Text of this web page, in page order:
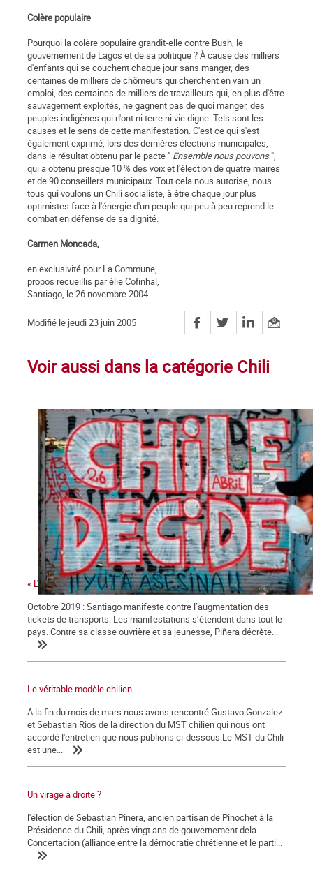
Colère populaire
Pourquoi la colère populaire grandit-elle contre Bush, le
gouvernement de Lagos et de sa politique ? À cause des milliers
d'enfants qui se couchent chaque jour sans manger, des
centaines de milliers de chômeurs qui cherchent en vain un
emploi, des centaines de milliers de travailleurs qui, en plus d'être
sauvagement exploités, ne gagnent pas de quoi manger, des
peuples indigènes qui n'ont ni terre ni vie digne. Tels sont les
causes et le sens de cette manifestation. C'est ce qui s'est
également exprimé, lors des dernières élections municipales,
dans le résultat obtenu par le pacte " Ensemble nous pouvons",
qui a obtenu presque 10 % des voix et l'élection de quatre maires
et de 90 conseillers municipaux. Tout cela nous autorise, nous
tous qui voulons un Chili socialiste, à être chaque jour plus
optimistes face à l'énergie d'un peuple qui peu à peu reprend le
combat en défense de sa dignité.
Carmen Moncada,
en exclusivité pour La Commune,
propos recueillis par élie Cofinhal,
Santiago, le 26 novembre 2004.
Modifié le jeudi 23 juin 2005
Voir aussi dans la catégorie Chili
« L'ampleur de la révolte a été un fait extraordinaire »
Octobre 2019 : Santiago manifeste contre l’augmentation des
tickets de transports. Les manifestations s’étendent dans tout le
pays. Contre sa classe ouvrière et sa jeunesse, Piñera décrète...
Le véritable modèle chilien
A la fin du mois de mars nous avons rencontré Gustavo Gonzalez
et Sebastian Rios de la direction du MST chilien qui nous ont
accordé l'entretien que nous publions ci-dessous.Le MST du Chili
est une...
Un virage à droite ?
l'élection de Sebastian Pinera, ancien partisan de Pinochet à la
Présidence du Chili, après vingt ans de gouvernement dela
Concertacion (alliance entre la démocratie chrétienne et le parti...